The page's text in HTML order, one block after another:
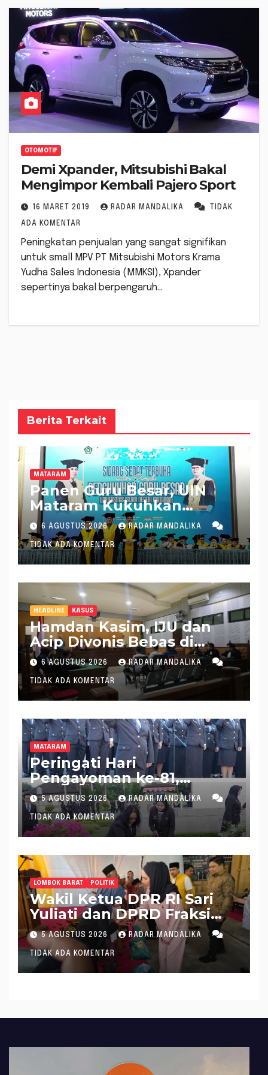
OTOMOTIF
Demi Xpander, Mitsubishi Bakal
Mengimpor Kembali Pajero Sport
16 MARET 2019 RADAR MANDALIKA TIDAK
ADA KOMENTAR
Peningkatan penjualan yang sangat signifikan
untuk small MPV PT Mitsubishi Motors Krama
Yudha Sales Indonesia (MMKSI), Xpander
sepertinya bakal berpengaruh…
Berita Terkait
MATARAM
Panen Guru Besar, UIN
Mataram Kukuhkan
Profesor ke 72 dan 73
6 AGUSTUS 2026 RADAR MANDALIKA
TIDAK ADA KOMENTAR
HEADLINE KASUS
Hamdan Kasim, IJU dan
Acip Divonis Bebas di
Kasus Dugaan Gratifikasi
DPRD NTB, Kuasa Hukum:
Putusan Bersifat Final
6 AGUSTUS 2026 RADAR MANDALIKA
TIDAK ADA KOMENTAR
MATARAM
Peringati Hari
Pengayoman ke-81,
Kakanwil Kemenkum NTB
Pimpin Ziarah dan Tabur
Bunga di TMP Majeluk
5 AGUSTUS 2026 RADAR MANDALIKA
TIDAK ADA KOMENTAR
LOMBOK BARAT POLITIK
Wakil Ketua DPR RI Sari
Yuliati dan DPRD Fraksi
Golkar Kolaborasi
Alokasikan Ratusan Unit
Bantuan RTLH
5 AGUSTUS 2026 RADAR MANDALIKA
TIDAK ADA KOMENTAR